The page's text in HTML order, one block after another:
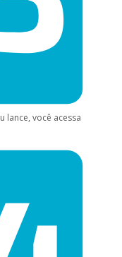
lance, você acessa